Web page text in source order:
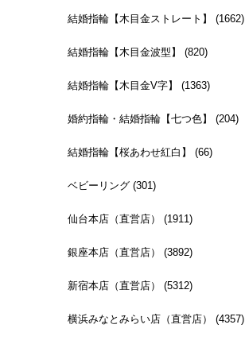
結婚指輪【木目金ストレート】 (1662)
結婚指輪【木目金波型】 (820)
結婚指輪【木目金V字】 (1363)
婚約指輪・結婚指輪【七つ色】 (204)
結婚指輪【桜あわせ紅白】 (66)
ベビーリング (301)
仙台本店（直営店） (1911)
銀座本店（直営店） (3892)
新宿本店（直営店） (5312)
横浜みなとみらい店（直営店） (4357)